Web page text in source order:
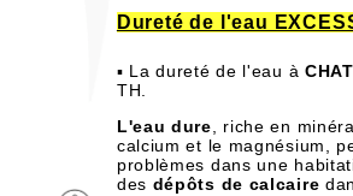
Dureté de l'eau
▪ La dureté de l'eau à
TH.
L'eau dure , riche en
calcium et le magnésium,
problèmes dans une
des dépôts de calcaire